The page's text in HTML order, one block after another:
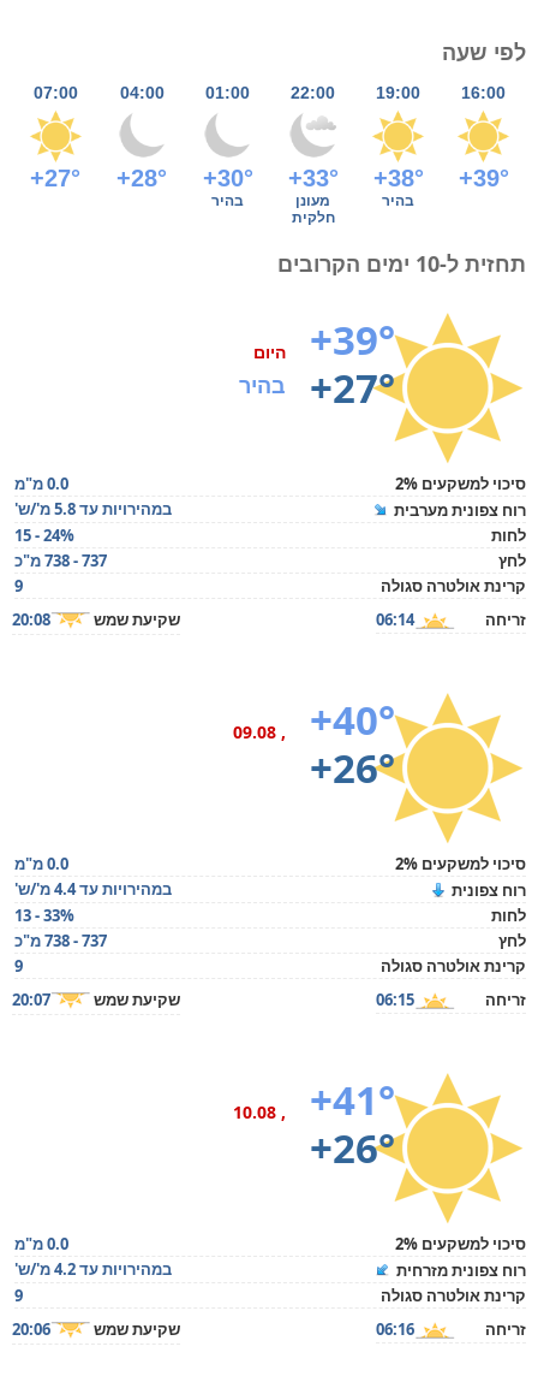
לפי שעה
16:00
19:00
22:00
01:00
04:00
07:00
+39°
+38°
+33°
+30°
+28°
+27°
בהיר
מעונן
חלקית
בהיר
תחזית ל-10 ימים הקרובים
+39°
+27°
היום
בהיר
סיכוי למשקעים 2%
0.0 מ"מ
רוח צפונית מערבית
במהירויות עד 5.8 מ'/ש'
לחות
15 - 24%
לחץ
737 - 738 מ"כ
קרינת אולטרה סגולה
9
זריחה
06:14 שקיעת שמש 20:08
+40°
+26°
, 09.08
סיכוי למשקעים 2%
0.0 מ"מ
רוח צפונית
במהירויות עד 4.4 מ'/ש'
לחות
13 - 33%
לחץ
737 - 738 מ"כ
קרינת אולטרה סגולה
9
זריחה
06:15 שקיעת שמש 20:07
+41°
+26°
, 10.08
סיכוי למשקעים 2%
0.0 מ"מ
רוח צפונית מזרחית
במהירויות עד 4.2 מ'/ש'
קרינת אולטרה סגולה
9
זריחה
06:16 שקיעת שמש 20:06